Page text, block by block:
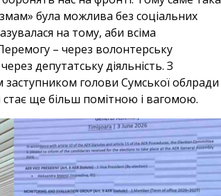
була можлива без соціальних
на тому, аби всіма
– через волонтерську
депутатську діяльність. З
голови Сумської облради
ще більш помітною і вагомою.